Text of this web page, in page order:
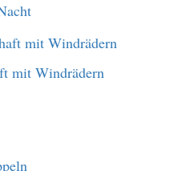
mit Windrädern